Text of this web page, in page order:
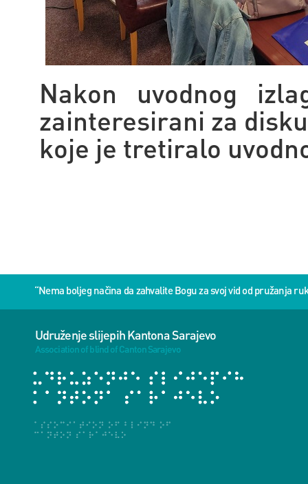
Nakon uvodnog
zainteresirani za
koje je tretiralo
“Nema boljeg načina da zahvalite Bogu za svoj vid od pružanja
Udruženje slijepih Kantona Sarajevo
Association of blind of Canton Sarajevo